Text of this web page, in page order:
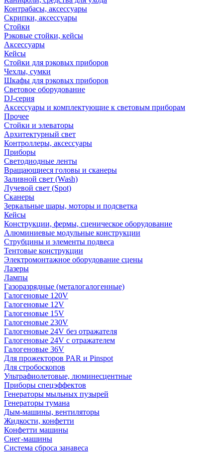
Контрабасы, аксессуары
Скрипки, аксессуары
Стойки
Рэковые стойки, кейсы
Аксессуары
Кейсы
Стойки для рэковых приборов
Чехлы, сумки
Шкафы для рэковых приборов
Световое оборудование
DJ-серия
Аксессуары и комплектующие к световым приборам
Прочее
Стойки и элеваторы
Архитектурный свет
Контроллеры, аксессуары
Приборы
Светодиодные ленты
Вращающиеся головы и сканеры
Заливной свет (Wash)
Лучевой свет (Spot)
Сканеры
Зеркальные шары, моторы и подсветка
Кейсы
Конструкции, фермы, сценическое оборудование
Алюминиевые модульные конструкции
Струбцины и элементы подвеса
Тентовые конструкции
Электромонтажное оборудование сцены
Лазеры
Лампы
Газоразрядные (металогалогенные)
Галогеновые 120V
Галогеновые 12V
Галогеновые 15V
Галогеновые 230V
Галогеновые 24V без отражателя
Галогеновые 24V с отражателем
Галогеновые 36V
Для прожекторов PAR и Pinspot
Для стробоскопов
Ультрафиолетовые, люминесцентные
Приборы спецэффектов
Генераторы мыльных пузырей
Генераторы тумана
Дым-машины, вентиляторы
Жидкости, конфетти
Конфетти машины
Снег-машины
Система сброса занавеса